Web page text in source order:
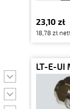
23,10 zł
18,78 zł
LT-E-UI